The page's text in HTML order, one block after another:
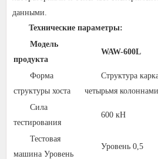
данными.
Технические параметры:
Модель
продукта
WAW-600L
Форма
структуры хоста
Структура
четырьмя колоннами
Сила
тестирования
600 кН
Тестовая
машина Уровень
Уровень 0,5